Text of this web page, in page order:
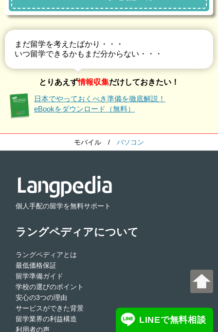
まだ留学を考えたばかり・・・
いつ留学できるかもまだ分からない・・・
とりあえず情報収集だけしておきたい！
日本でやっておくべき準備を徹底解説！
eBookをダウンロード（無料）
モバイル / パソコン
個人手配の留学を無料サポート
ラングペディアについて
ラングペディアとは
最低価格保証
留学準備ガイド
学校の選びのポイント
安心の3つの理由
サービスができた背景
留学業界の利益構造
利用者の声
LINEで無料相談